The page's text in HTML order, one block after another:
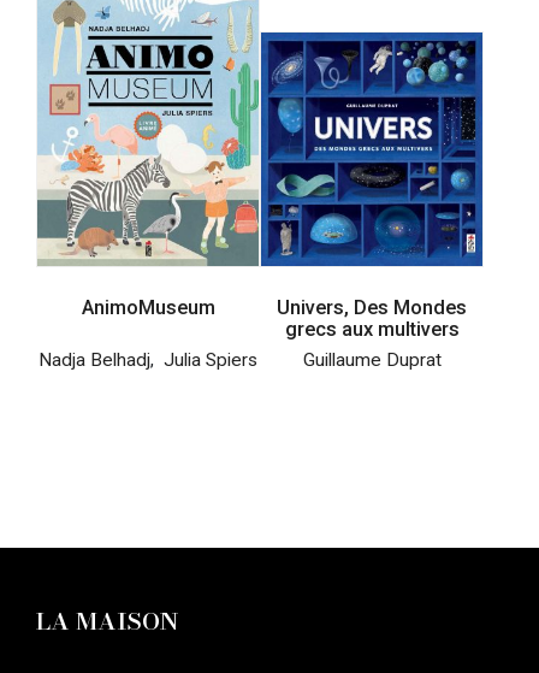
AnimoMuseum
Nadja Belhadj, Julia Spiers
Univers, Des Mondes
grecs aux multivers
Guillaume Duprat
LA MAISON